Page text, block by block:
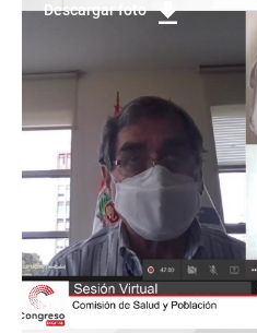
Descargar foto